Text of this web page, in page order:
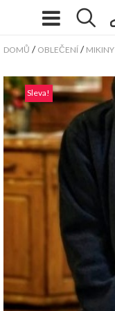
DOMŮ / OBLEČENÍ / MIKINY
Sleva!